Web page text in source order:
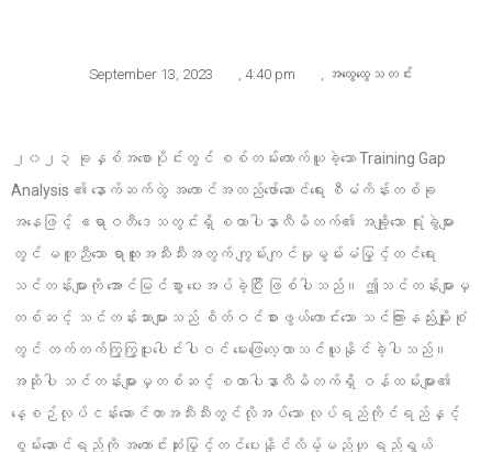
September 13, 2023 4:40 pm အထွေထွေသတင်း
၂၀၂၃ ခုနှစ်အစောပိုင်းတွင် စစ်တမ်းကောက်ယူခဲ့သော Training Gap
Analysis ၏ နောက်ဆက်တွဲ အကောင်အထည်ဖော်ဆောင်ရေး စီမံကိန်းတစ်ခု
အနေဖြင့် ဧရာဝတီဒေသတွင်းရှိ စထာပါနာလီမိတက်၏ အချို့သော ရုံးခွဲများ
တွင် မတူညီသော ရာထူးအသီးသီးအတွက် ကျွမ်းကျင်မှုမွမ်းမံမြှင့်တင်ရေး
သင်တန်းများကို အောင်မြင်စွာ ပေးအပ်ခဲ့ပြီး ဖြစ်ပါသည်။ ဤသင်တန်းများမှ
တစ်ဆင့် သင်တန်းသားများသည် စိတ်ဝင်စားဖွယ်ကောင်းသော သင်ကြားနည်းမျိုးစုံ
တွင် တက်တက်ကြွကြွပူးပေါင်းပါဝင် မေးဖြေလေ့လာသင်ယူနိုင်ခဲ့ပါသည်။
အဆိုပါ သင်တန်းများမှတစ်ဆင့် စထာပါနာလီမိတက်ရှိ ဝန်ထမ်းများ၏
နေ့စဉ်လုပ်ငန်းဆောင်တာအသီးသီးတွင်လိုအပ်သော လုပ်ရည်ကိုင်ရည်နှင့်
စွမ်းဆောင်ရည်ကို အကောင်းဆုံးမြှင့်တင်ပေးနိုင်လိမ့်မည်ဟု ရည်ရွယ်